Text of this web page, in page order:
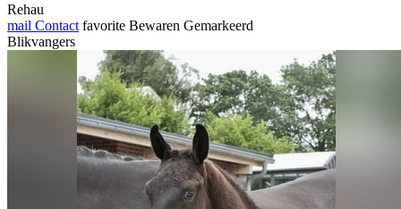
Rehau
mail Contact favorite Bewaren Gemarkeerd
Blikvangers